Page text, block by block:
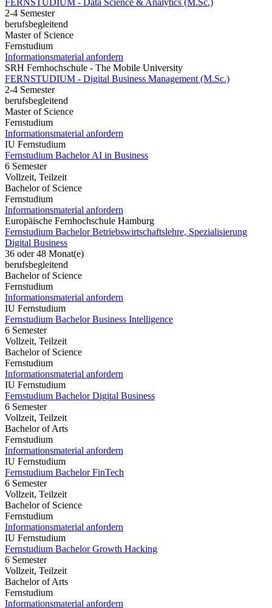
2-4 Semester
berufsbegleitend
Master of Science
Fernstudium
Informationsmaterial anfordern
SRH Fernhochschule - The Mobile University
FERNSTUDIUM - Digital Business Management (M.Sc.)
2-4 Semester
berufsbegleitend
Master of Science
Fernstudium
Informationsmaterial anfordern
IU Fernstudium
Fernstudium Bachelor AI in Business
6 Semester
Vollzeit, Teilzeit
Bachelor of Science
Fernstudium
Informationsmaterial anfordern
Europäische Fernhochschule Hamburg
Fernstudium Bachelor Betriebswirtschaftslehre, Spezialisierung
Digital Business
36 oder 48 Monat(e)
berufsbegleitend
Bachelor of Science
Fernstudium
Informationsmaterial anfordern
IU Fernstudium
Fernstudium Bachelor Business Intelligence
6 Semester
Vollzeit, Teilzeit
Bachelor of Science
Fernstudium
Informationsmaterial anfordern
IU Fernstudium
Fernstudium Bachelor Digital Business
6 Semester
Vollzeit, Teilzeit
Bachelor of Arts
Fernstudium
Informationsmaterial anfordern
IU Fernstudium
Fernstudium Bachelor FinTech
6 Semester
Vollzeit, Teilzeit
Bachelor of Science
Fernstudium
Informationsmaterial anfordern
IU Fernstudium
Fernstudium Bachelor Growth Hacking
6 Semester
Vollzeit, Teilzeit
Bachelor of Arts
Fernstudium
Informationsmaterial anfordern